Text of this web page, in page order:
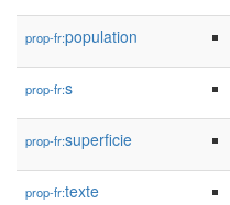
prop-fr:population
prop-fr:s
prop-fr:superficie
prop-fr:texte